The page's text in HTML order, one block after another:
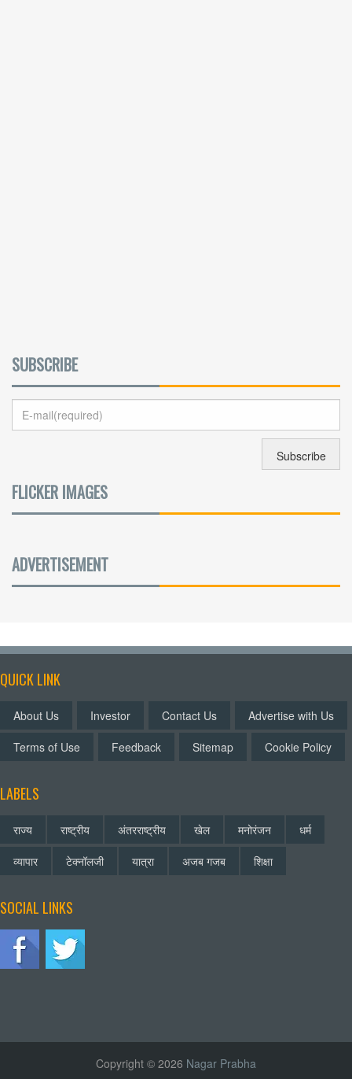
SUBSCRIBE
FLICKER IMAGES
ADVERTISEMENT
QUICK LINK
About Us Investor Contact Us
Advertise with Us
Terms of Use
Feedback Sitemap Cookie Policy
LABELS
राज्य राष्ट्रीय अंतरराष्ट्रीय खेल मनोरंजन
धर्म
व्यापार
टेक्नॉलजी यात्रा अजब गजब शिक्षा
SOCIAL LINKS
Copyright © 2026 Nagar Prabha